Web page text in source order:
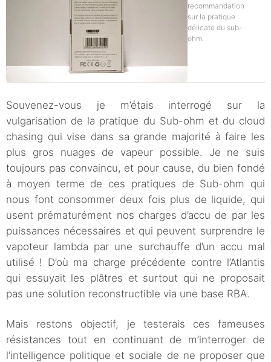
recommandation
sur la pratique
délicate du sub-
ohm.
Souvenez-vous je m’étais interrogé sur la
vulgarisation de la pratique du Sub-ohm et du cloud
chasing qui vise dans sa grande majorité à faire les
plus gros nuages de vapeur possible. Je ne suis
toujours pas convaincu, et pour cause, du bien fondé
à moyen terme de ces pratiques de Sub-ohm qui
nous font consommer deux fois plus de liquide, qui
usent prématurément nos charges d’accu de par les
puissances nécessaires et qui peuvent surprendre le
vapoteur lambda par une surchauffe d’un accu mal
utilisé ! D’où ma charge précédente contre l’Atlantis
qui essuyait les plâtres et surtout qui ne proposait
pas une solution reconstructible via une base RBA.
Mais restons objectif, je testerais ces fameuses
résistances tout en continuant de m’interroger de
l’intelligence politique et sociale de ne proposer que